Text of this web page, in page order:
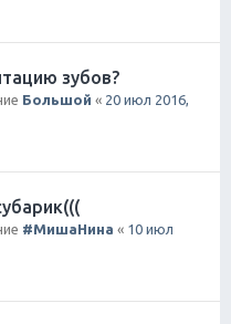
зубов?
Большой « 20 июл 2016,
#МишаНина « 10 июл